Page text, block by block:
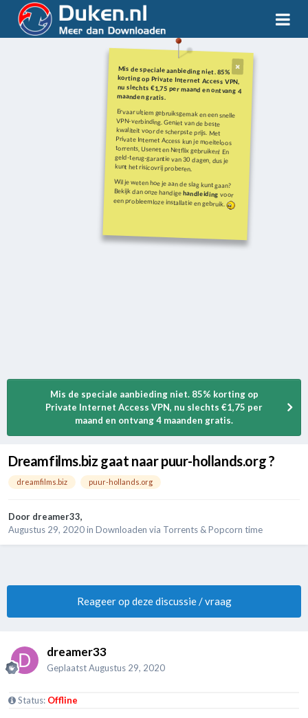
Mis de speciale aanbieding niet. 85%
korting op Private Internet Access VPN,
nu slechts €1,75 per maand en ontvang 4
maanden gratis.
Ervaar ultiem gebruiksgemak en een snelle
VPN-verbinding. Geniet van de beste
kwaliteit voor de scherpste prijs. Met
Private Internet Access kun je moeiteloos
torrents, Usenet en Netflix gebruiken! En
geld-terug-garantie van 30 dagen, dus je
kunt het risicovrij proberen.
Wil je weten hoe je aan de slag kunt gaan?
Bekijk dan onze handigehandleiding voor
een probleemloze installatie en gebruik.
Mis de speciale aanbieding niet. 85% korting op
Private Internet Access VPN, nu slechts €1,75 per
maand en ontvang 4 maanden gratis.
Dreamfilms.biz gaat naar puur-hollands.org ?
dreamfilms.biz puur-hollands.org
Door dreamer33,
Augustus 29, 2020in Downloaden via Torrents & Popcorn time
Reageer op deze discussie / vraag
dreamer33
GeplaatstAugustus 29, 2020
Status: Offline